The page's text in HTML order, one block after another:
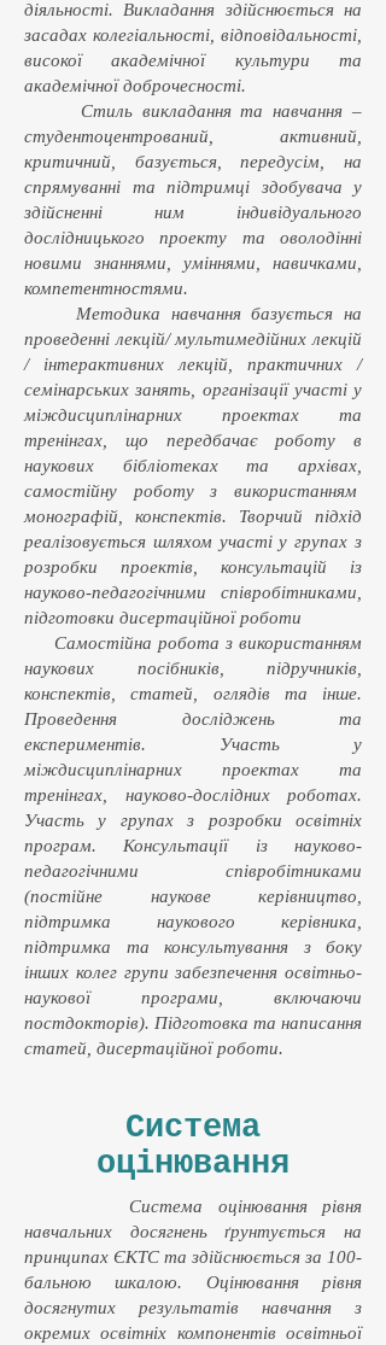
діяльності. Викладання здійснюється на
засадах колегіальності, відповідальності,
високої академічної культури та
академічної доброчесності.
Стиль викладання та навчання –
студентоцентрований, активний,
критичний, базується, передусім, на
спрямуванні та підтримці здобувача у
здійсненні ним індивідуального
дослідницького проекту та оволодінні
новими знаннями, уміннями, навичками,
компетентностями.
Методика навчання базується на
проведенні лекцій/ мультимедійних лекцій
/ інтерактивних лекцій, практичних /
семінарських занять, організації участі у
міждисциплінарних проектах та
тренінгах, що передбачає роботу в
наукових бібліотеках та архівах,
самостійну роботу з використанням
монографій, конспектів. Творчий підхід
реалізовується шляхом участі у групах з
розробки проектів, консультацій із
науково-педагогічними співробітниками,
підготовки дисертаційної роботи
Самостійна робота з використанням
наукових посібників, підручників,
конспектів, статей, оглядів та інше.
Проведення досліджень та
експериментів. Участь у
міждисциплінарних проектах та
тренінгах, науково-дослідних роботах.
Участь у групах з розробки освітніх
програм. Консультації із науково-
педагогічними співробітниками
(постійне наукове керівництво,
підтримка наукового керівника,
підтримка та консультування з боку
інших колег групи забезпечення освітньо-
наукової програми, включаючи
постдокторів). Підготовка та написання
статей, дисертаційної роботи.
Система
оцінювання
Система оцінювання рівня
навчальних досягнень ґрунтується на
принципах ЄКТС та здійснюється за 100-
бальною шкалою. Оцінювання рівня
досягнутих результатів навчання з
окремих освітніх компонентів освітньої